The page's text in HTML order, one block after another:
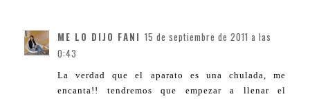
ME LO DIJO FANI 15 de septiembre de 2011 a las
0:43
La verdad que el aparato es una chulada, me
encanta!! tendremos que empezar a llenar el